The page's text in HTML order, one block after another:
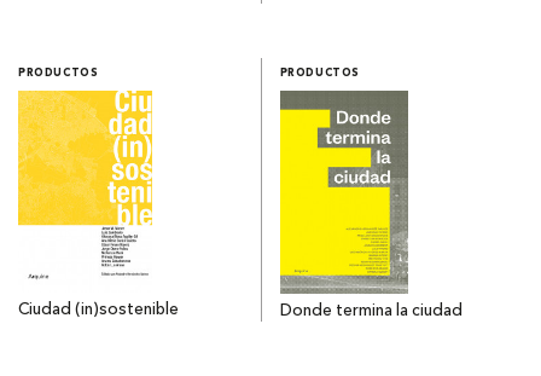
PRODUCTOS
Ciudad (in)sostenible
PRODUCTOS
Donde termina la ciudad